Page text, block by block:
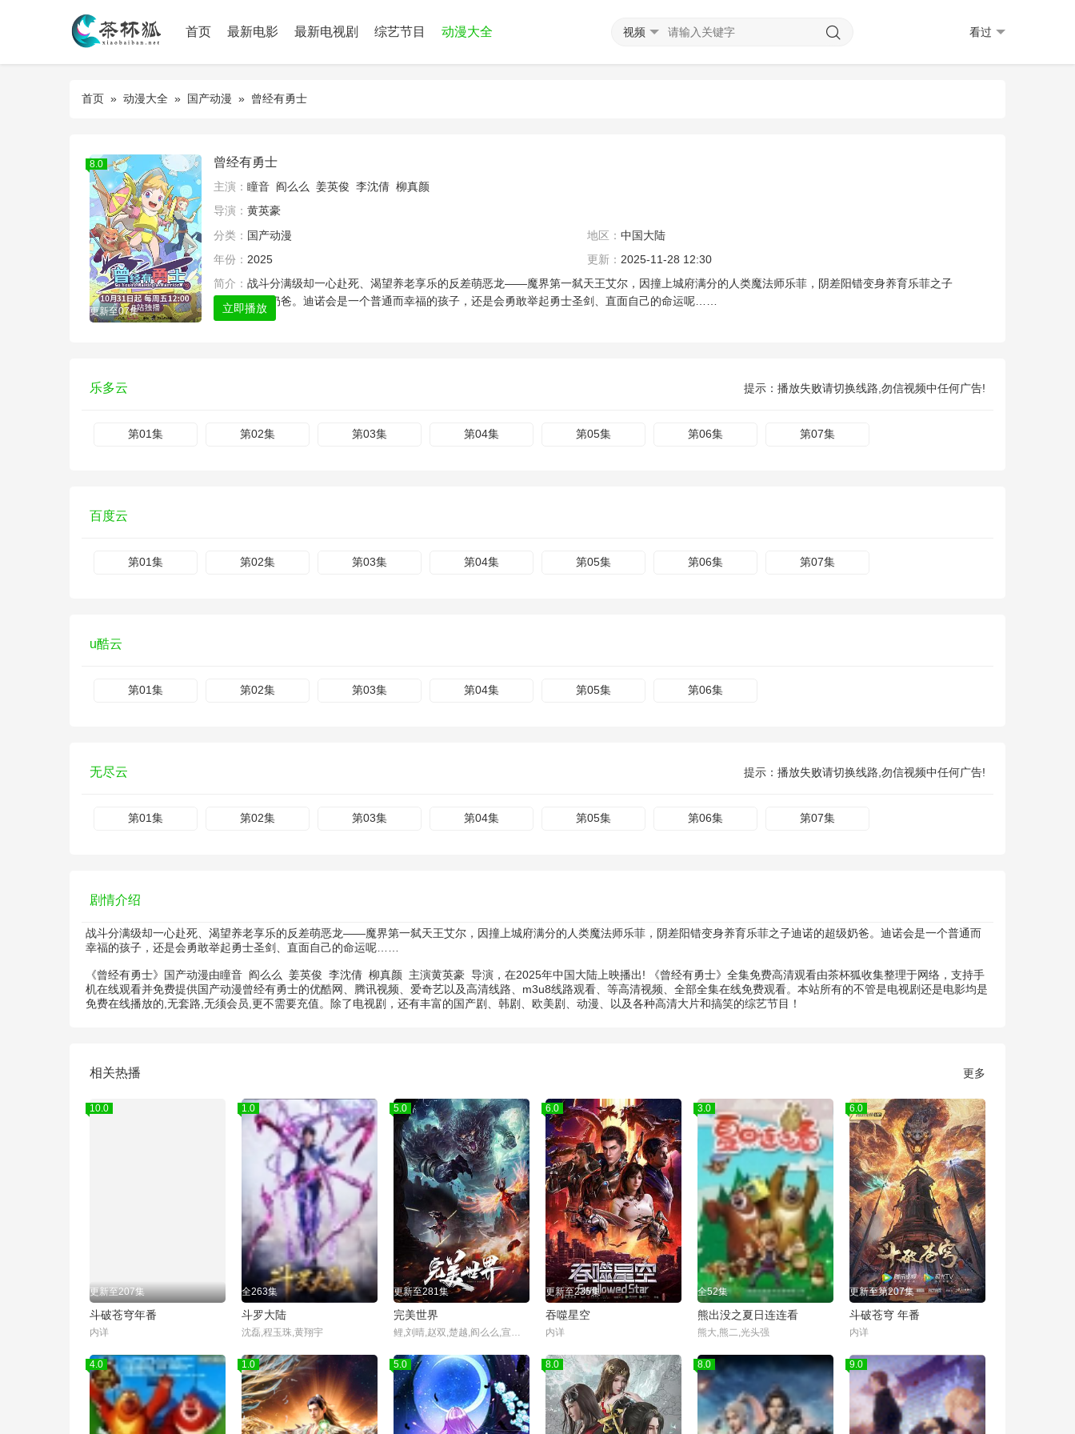
首页 最新电影 最新电视剧 综艺节目 动漫大全 视频 看过
首页 » 动漫大全 » 国产动漫 » 曾经有勇士
8.0
更新至07集
曾经有勇士
主演： 瞳音 阎么么 姜英俊 李沈倩 柳真颜
导演： 黄英豪
分类： 国产动漫 地区： 中国大陆
年份： 2025 更新： 2025-11-28 12:30
简介： 战斗分满级却一心赴死、渴望养老享乐的反差萌恶龙——魔界第一弑天王艾尔，因撞上城府满分的人类魔法师乐菲，阴差阳错变身养育乐菲之子
迪诺的超级奶爸。迪诺会是一个普通而幸福的孩子，还是会勇敢举起勇士圣剑、直面自己的命运呢……
立即播放
乐多云 提示：播放失败请切换线路,勿信视频中任何广告!
第01集 第02集 第03集 第04集 第05集 第06集 第07集
百度云
第01集 第02集 第03集 第04集 第05集 第06集 第07集
u酷云
第01集 第02集 第03集 第04集 第05集 第06集
无尽云 提示：播放失败请切换线路,勿信视频中任何广告!
第01集 第02集 第03集 第04集 第05集 第06集 第07集
剧情介绍
战斗分满级却一心赴死、渴望养老享乐的反差萌恶龙——魔界第一弑天王艾尔，因撞上城府满分的人类魔法师乐菲，阴差阳错变身养育乐菲之子迪诺的超级奶爸。迪诺会是一个普通而
幸福的孩子，还是会勇敢举起勇士圣剑、直面自己的命运呢……
《曾经有勇士》国产动漫由瞳音 阎么么 姜英俊 李沈倩 柳真颜 主演黄英豪 导演，在2025年中国大陆上映播出! 《曾经有勇士》全集免费高清观看由茶杯狐收集整理于网络，支持手
机在线观看并免费提供国产动漫曾经有勇士的优酷网、腾讯视频、爱奇艺以及高清线路、m3u8线路观看、等高清视频、全部全集在线免费观看。本站所有的不管是电视剧还是电影均是
免费在线播放的,无套路,无须会员,更不需要充值。除了电视剧，还有丰富的国产剧、韩剧、欧美剧、动漫、以及各种高清大片和搞笑的综艺节目！
相关热播 更多
10.0
更新至207集
斗破苍穹年番
内详
1.0
全263集
斗罗大陆
沈磊,程玉珠,黄翔宇
5.0
更新至281集
完美世界
鲤,刘晴,赵双,楚越,阎么么,宣晓鸣
6.0
更新至235集
吞噬星空
内详
3.0
全52集
熊出没之夏日连连看
熊大,熊二,光头强
6.0
更新至第207集
斗破苍穹 年番
内详
4.0 1.0 5.0 8.0 8.0 9.0